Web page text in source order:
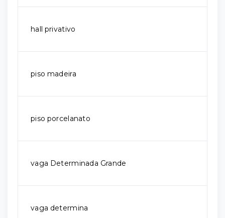
hall privativo
piso madeira
piso porcelanato
vaga Determinada Grande
vaga determina